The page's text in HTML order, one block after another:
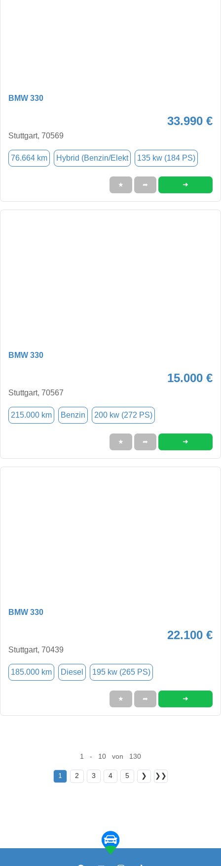
BMW 330
33.990 €
Stuttgart, 70569
76.664 km Hybrid (Benzin/Elekt 135 kw (184 PS)
★ ➦ ➜
BMW 330
15.000 €
Stuttgart, 70567
215.000 km Benzin 200 kw (272 PS)
★ ➦ ➜
BMW 330
22.100 €
Stuttgart, 70439
185.000 km Diesel 195 kw (265 PS)
★ ➦ ➜
1 - 10 von 130
1 2 3 4 5 ❯ ❯❯